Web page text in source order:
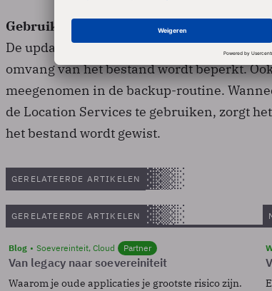
Gebruiker krijgt nu een keuze
De update van het besturingssysteem,
omvang van het bestand wordt beperkt.
meegenomen in de backup-routine.
de Location Services te gebruiken, zorgt
het bestand wordt gewist.
GERELATEERDE ARTIKELEN
GERELATEERDE ARTIKELEN
Blog Soevereinteit, Cloud Partner
Van legacy naar soevereiniteit
Waarom je oude applicaties je grootste risico zijn.